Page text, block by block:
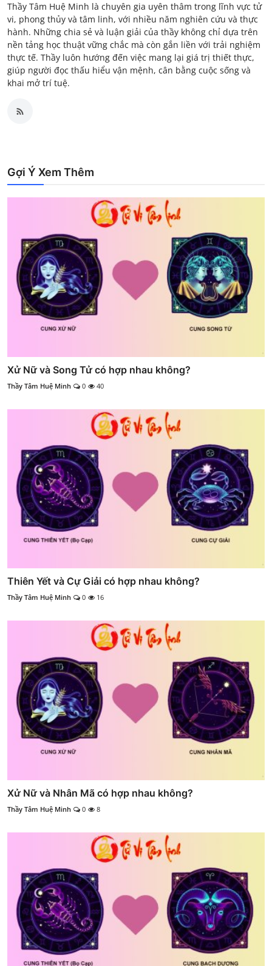
Thầy Tâm Huệ Minh là chuyên gia uyên thâm trong lĩnh vực tử
vi, phong thủy và tâm linh, với nhiều năm nghiên cứu và thực
hành. Những chia sẻ và luận giải của thầy không chỉ dựa trên
nền tảng học thuật vững chắc mà còn gắn liền với trải nghiệm
thực tế. Thầy luôn hướng đến việc mang lại giá trị thiết thực,
giúp người đọc thấu hiểu vận mệnh, cân bằng cuộc sống và
khai mở trí tuệ.
Gợi Ý Xem Thêm
Xử Nữ và Song Tử có hợp nhau không?
Thầy Tâm Huệ Minh 0 40
Thiên Yết và Cự Giải có hợp nhau không?
Thầy Tâm Huệ Minh 0 16
Xử Nữ và Nhân Mã có hợp nhau không?
Thầy Tâm Huệ Minh 0 8